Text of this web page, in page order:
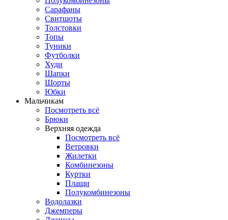
Сарафаны
Свитшоты
Толстовки
Топы
Туники
Футболки
Худи
Шапки
Шорты
Юбки
Мальчикам
Посмотреть всё
Брюки
Верхняя одежда
Посмотреть всё
Ветровки
Жилетки
Комбинезоны
Куртки
Плащи
Полукомбинезоны
Водолазки
Джемперы